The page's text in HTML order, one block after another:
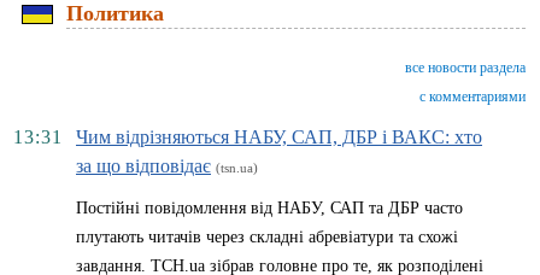
Политика
все новости раздела
с комментариями
13:31
Чим відрізняються НАБУ, САП, ДБР і ВАКС: хто
за що відповідає (tsn.ua)
Постійні повідомлення від НАБУ, САП та ДБР часто
плутають читачів через складні абревіатури та схожі
завдання. ТСН.ua зібрав головне про те, як розподілені